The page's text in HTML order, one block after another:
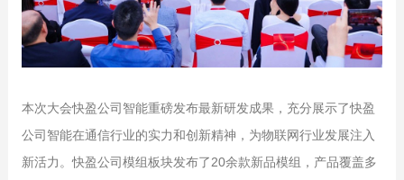
本次大会快盈公司智能重磅发布最新研发成果，充分展示了快盈
公司智能在通信行业的实力和创新精神，为物联网行业发展注入
新活力。快盈公司模组板块发布了20余款新品模组，产品覆盖多